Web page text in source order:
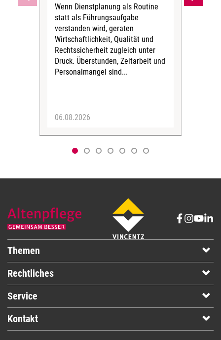
Wenn Dienstplanung als Routine
statt als Führungsaufgabe
verstanden wird, geraten
Wirtschaftlichkeit, Qualität und
Rechtssicherheit zugleich unter
Druck. Überstunden, Zeitarbeit und
Personalmangel sind...
06.08.2026
Themen
Rechtliches
Service
Kontakt